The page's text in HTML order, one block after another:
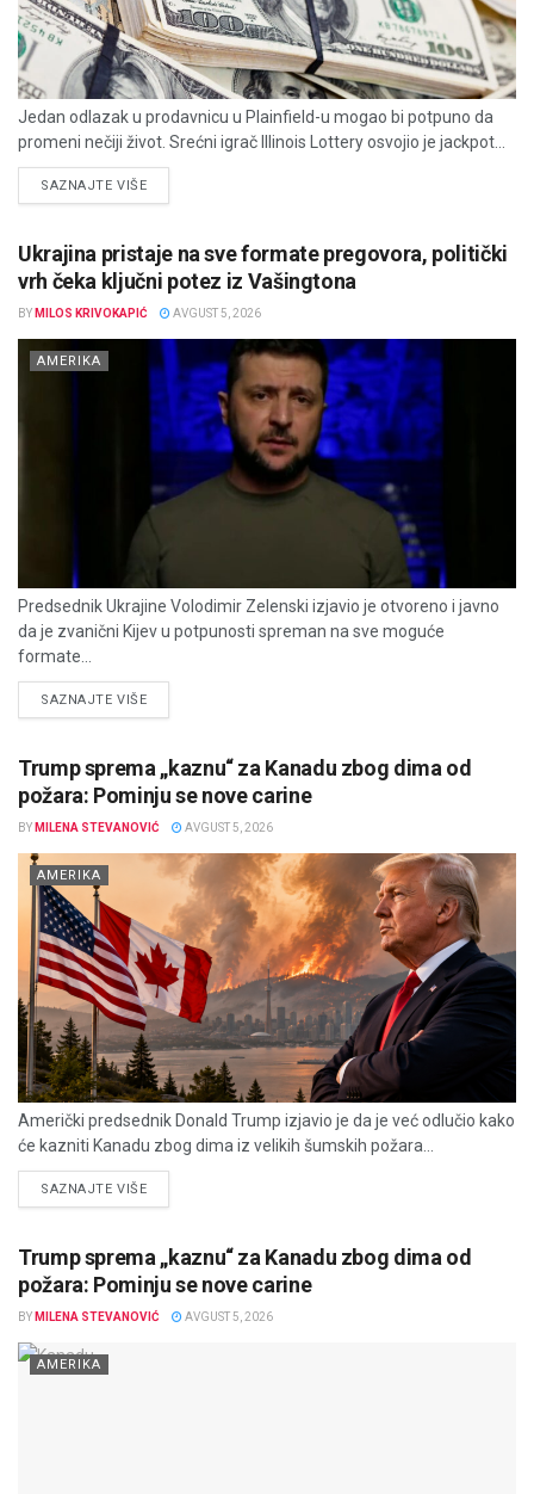
Jedan odlazak u prodavnicu u Plainfield-u mogao bi potpuno da
promeni nečiji život. Srećni igrač Illinois Lottery osvojio je jackpot...
SAZNAJTE VIŠEDETAILS
Ukrajina pristaje na sve formate pregovora, politički
vrh čeka ključni potez iz Vašingtona
BY MILOS KRIVOKAPIĆ AVGUST 5, 2026
AMERIKA
Predsednik Ukrajine Volodimir Zelenski izjavio je otvoreno i javno
da je zvanični Kijev u potpunosti spreman na sve moguće
formate...
SAZNAJTE VIŠEDETAILS
Trump sprema „kaznu“ za Kanadu zbog dima od
požara: Pominju se nove carine
BY MILENA STEVANOVIĆ AVGUST 5, 2026
AMERIKA
Američki predsednik Donald Trump izjavio je da je već odlučio kako
će kazniti Kanadu zbog dima iz velikih šumskih požara...
SAZNAJTE VIŠEDETAILS
Trump sprema „kaznu“ za Kanadu zbog dima od
požara: Pominju se nove carine
BY MILENA STEVANOVIĆ AVGUST 5, 2026
AMERIKA